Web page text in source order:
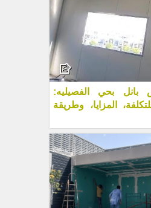
بانل بحي الفصيليه:
المزايا، وطريقة